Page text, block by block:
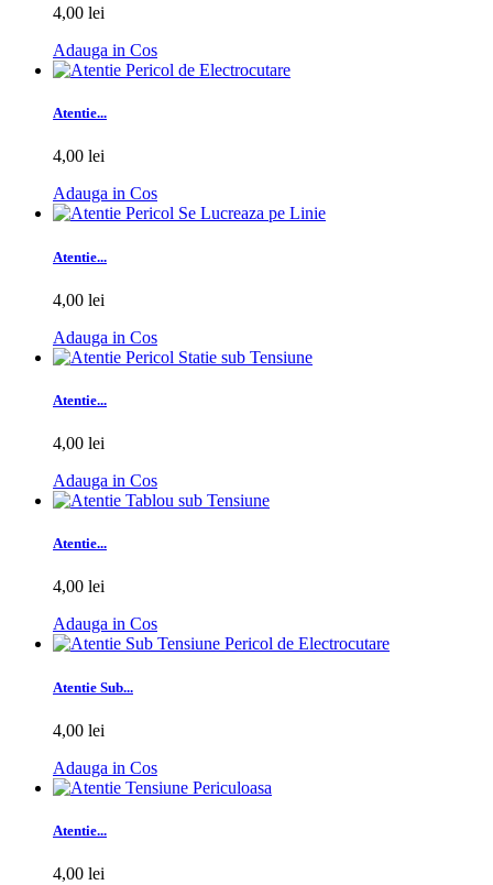
4,00 lei
Adauga in Cos
Atentie...
4,00 lei
Adauga in Cos
Atentie...
4,00 lei
Adauga in Cos
Atentie...
4,00 lei
Adauga in Cos
Atentie...
4,00 lei
Adauga in Cos
Atentie Sub...
4,00 lei
Adauga in Cos
Atentie...
4,00 lei